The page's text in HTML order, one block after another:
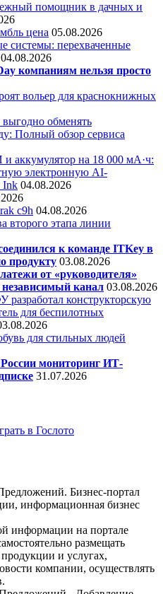
помощник в дачных и
цена 05.08.2026
перехваченные
04.08.2026
компаниям нельзя просто
вольер для краснокнижных
обменять
Полный обзор сервиса
аккумулятор на 18 000 мА·ч:
электронную AI-
Ink 04.08.2026
c9h 04.08.2026
второго этапа линии
к команде ITKey в
продукту 03.08.2026
от «руководителя»
независимый канал 03.08.2026
конструкторскую
для беспилотных
для стильных людей
мониторинг ИТ-
31.07.2026
в Гослото
Бизнес-портал
информационная бизнес
информации на портале
размещать
и услугах,
компании, осуществлять